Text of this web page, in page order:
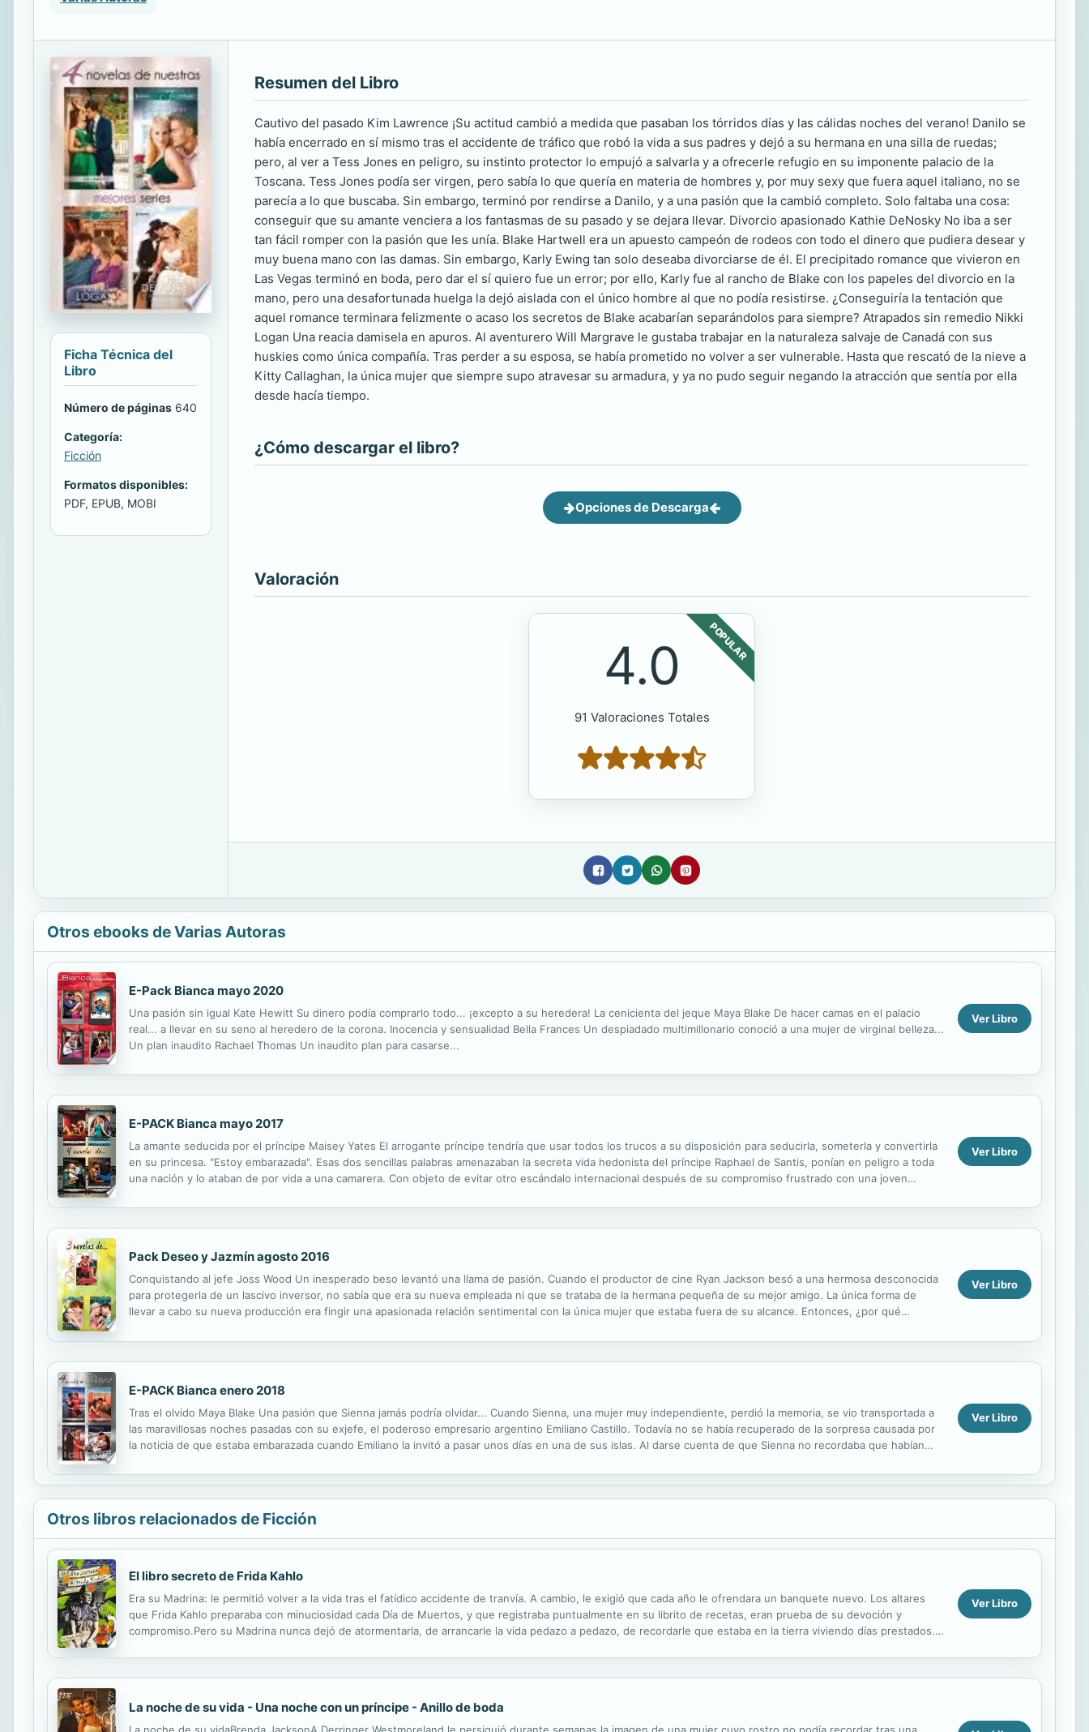
Ficha Técnica del
Libro
Número de páginas 640
Categoría:
Ficción
Formatos disponibles:
PDF, EPUB, MOBI
Resumen del Libro
Cautivo del pasado Kim Lawrence ¡Su actitud cambió a medida que pasaban los tórridos días y las cálidas noches del verano! Danilo se
había encerrado en sí mismo tras el accidente de tráfico que robó la vida a sus padres y dejó a su hermana en una silla de ruedas;
pero, al ver a Tess Jones en peligro, su instinto protector lo empujó a salvarla y a ofrecerle refugio en su imponente palacio de la
Toscana. Tess Jones podía ser virgen, pero sabía lo que quería en materia de hombres y, por muy sexy que fuera aquel italiano, no se
parecía a lo que buscaba. Sin embargo, terminó por rendirse a Danilo, y a una pasión que la cambió completo. Solo faltaba una cosa:
conseguir que su amante venciera a los fantasmas de su pasado y se dejara llevar. Divorcio apasionado Kathie DeNosky No iba a ser
tan fácil romper con la pasión que les unía. Blake Hartwell era un apuesto campeón de rodeos con todo el dinero que pudiera desear y
muy buena mano con las damas. Sin embargo, Karly Ewing tan solo deseaba divorciarse de él. El precipitado romance que vivieron en
Las Vegas terminó en boda, pero dar el sí quiero fue un error; por ello, Karly fue al rancho de Blake con los papeles del divorcio en la
mano, pero una desafortunada huelga la dejó aislada con el único hombre al que no podía resistirse. ¿Conseguiría la tentación que
aquel romance terminara felizmente o acaso los secretos de Blake acabarían separándolos para siempre? Atrapados sin remedio Nikki
Logan Una reacia damisela en apuros. Al aventurero Will Margrave le gustaba trabajar en la naturaleza salvaje de Canadá con sus
huskies como única compañía. Tras perder a su esposa, se había prometido no volver a ser vulnerable. Hasta que rescató de la nieve a
Kitty Callaghan, la única mujer que siempre supo atravesar su armadura, y ya no pudo seguir negando la atracción que sentía por ella
desde hacía tiempo.
¿Cómo descargar el libro?
Opciones de Descarga
Valoración
POPULAR
4.0
91 Valoraciones Totales
Otros ebooks de Varias Autoras
E-Pack Bianca mayo 2020
Una pasión sin igual Kate Hewitt Su dinero podía comprarlo todo... ¡excepto a su heredera! La cenicienta del jeque Maya Blake De hacer camas en el palacio
real... a llevar en su seno al heredero de la corona. Inocencia y sensualidad Bella Frances Un despiadado multimillonario conoció a una mujer de virginal belleza...
Un plan inaudito Rachael Thomas Un inaudito plan para casarse...
Ver Libro
E-PACK Bianca mayo 2017
La amante seducida por el príncipe Maisey Yates El arrogante príncipe tendría que usar todos los trucos a su disposición para seducirla, someterla y convertirla
en su princesa. "Estoy embarazada". Esas dos sencillas palabras amenazaban la secreta vida hedonista del príncipe Raphael de Santis, ponían en peligro a toda
una nación y lo ataban de por vida a una camarera. Con objeto de evitar otro escándalo internacional después de su compromiso frustrado con una joven
Ver Libro
Pack Deseo y Jazmín agosto 2016
Conquistando al jefe Joss Wood Un inesperado beso levantó una llama de pasión. Cuando el productor de cine Ryan Jackson besó a una hermosa desconocida
para protegerla de un lascivo inversor, no sabía que era su nueva empleada ni que se trataba de la hermana pequeña de su mejor amigo. La única forma de
llevar a cabo su nueva producción era fingir una apasionada relación sentimental con la única mujer que estaba fuera de su alcance. Entonces, ¿por qué
Ver Libro
E-PACK Bianca enero 2018
Tras el olvido Maya Blake Una pasión que Sienna jamás podría olvidar... Cuando Sienna, una mujer muy independiente, perdió la memoria, se vio transportada a
las maravillosas noches pasadas con su exjefe, el poderoso empresario argentino Emiliano Castillo. Todavía no se había recuperado de la sorpresa causada por
la noticia de que estaba embarazada cuando Emiliano la invitó a pasar unos días en una de sus islas. Al darse cuenta de que Sienna no recordaba que habían
Ver Libro
Otros libros relacionados de Ficción
El libro secreto de Frida Kahlo
Era su Madrina: le permitió volver a la vida tras el fatídico accidente de tranvía. A cambio, le exigió que cada año le ofrendara un banquete nuevo. Los altares
que Frida Kahlo preparaba con minuciosidad cada Día de Muertos, y que registraba puntualmente en su librito de recetas, eran prueba de su devoción y
compromiso.Pero su Madrina nunca dejó de atormentarla, de arrancarle la vida pedazo a pedazo, de recordarle que estaba en la tierra viviendo días prestados.
Ver Libro
La noche de su vida - Una noche con un príncipe - Anillo de boda
La noche de su vidaBrenda JacksonA Derringer Westmoreland le persiguió durante semanas la imagen de una mujer cuyo rostro no podía recordar tras una